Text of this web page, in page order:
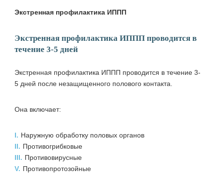
Экстренная профилактика ИППП
Экстренная профилактика ИППП проводится в
течение 3-5 дней
Экстренная профилактика ИППП проводится в течение 3-
5 дней после незащищенного полового контакта.
Она включает:
I. Наружную обработку половых органов
II. Противогрибковые
III. Противовирусные
V. Противопротозойные